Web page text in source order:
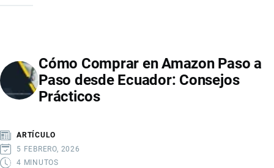
CHINA
A
ECUADOR
Cómo Comprar en Amazon Paso a
Paso desde Ecuador: Consejos
Prácticos
ARTÍCULO
5 FEBRERO, 2026
4 MINUTOS